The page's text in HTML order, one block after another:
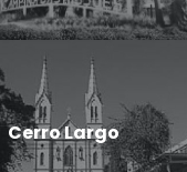
Cerro Largo